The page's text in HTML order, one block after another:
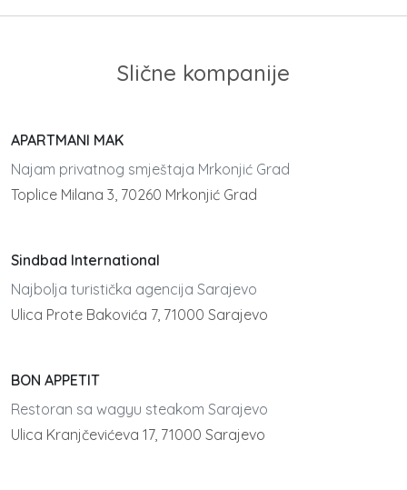
Slične kompanije
APARTMANI MAK
Najam privatnog smještaja Mrkonjić Grad
Toplice Milana 3, 70260 Mrkonjić Grad
Sindbad International
Najbolja turistička agencija Sarajevo
Ulica Prote Bakovića 7, 71000 Sarajevo
BON APPETIT
Restoran sa wagyu steakom Sarajevo
Ulica Kranjčevićeva 17, 71000 Sarajevo